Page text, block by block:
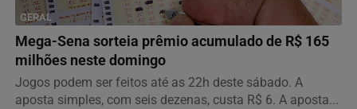
GERAL
Mega-Sena sorteia prêmio acumulado de R$ 165
milhões neste domingo
Jogos podem ser feitos até as 22h deste sábado. A
aposta simples, com seis dezenas, custa R$ 6. A aposta...